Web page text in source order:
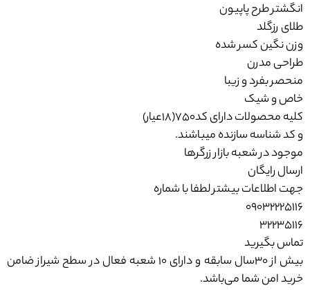
انگشتر طرح پاپیون
طلای رزگلد
وزن نگین کسر شده
طراحی مدرن
منحصر بفرد و زیبا
خاص و شیک
کلیه محصولات دارای کد750(18عیار)
و کد شناسه سازنده میباشند.
موجود در شعبه بازار زرگرها
ارسال رایگان
جهت اطلاعات بیشتر لطفا با شماره
09032225116
۳۲۲۳۵۱۱۶
تماس بگیرید
بیش از ۳۰سال سابقه و دارای ۱۰ شعبه فعال در سطح شیراز ضامن
خرید امن شما می‌باشد.